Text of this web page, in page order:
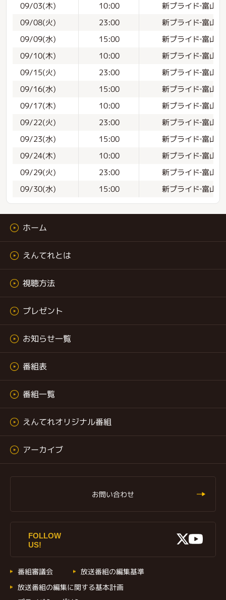
09/03(木) 10:00 新プライド‐富山
09/08(火) 23:00 新プライド‐富山
09/09(水) 15:00 新プライド‐富山
09/10(木) 10:00 新プライド‐富山
09/15(火) 23:00 新プライド‐富山
09/16(水) 15:00 新プライド‐富山
09/17(木) 10:00 新プライド‐富山
09/22(火) 23:00 新プライド‐富山
09/23(水) 15:00 新プライド‐富山
09/24(木) 10:00 新プライド‐富山
09/29(火) 23:00 新プライド‐富山
09/30(水) 15:00 新プライド‐富山
ホーム
えんてれとは
視聴方法
プレゼント
お知らせ一覧
番組表
番組一覧
えんてれオリジナル番組
アーカイブ
お問い合わせ
FOLLOW
US!
X
番組審議会 放送番組の編集基準
放送番組の編集に関する基本計画